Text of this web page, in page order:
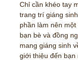
Chỉ cần khéo tay
trang trí giáng
phần làm nên
bạn bè và đồng
mang giáng sinh
giới thiệu đến